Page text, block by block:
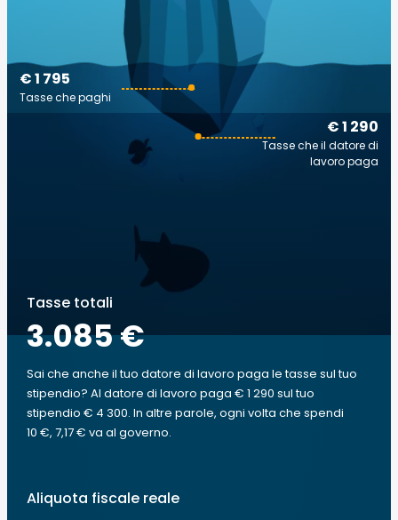
€ 1 290
Tasse che il datore di
lavoro paga
€ 1 795
Tasse che paghi
Tasse totali
3.085 €
Sai che anche il tuo datore di lavoro paga le tasse sul tuo
stipendio? Al datore di lavoro paga € 1 290 sul tuo
stipendio € 4 300. In altre parole, ogni volta che spendi
10 €, 7,17 € va al governo.
Aliquota fiscale reale